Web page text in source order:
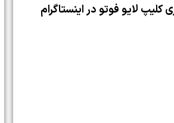
لایو فوتو در اینستاگرام